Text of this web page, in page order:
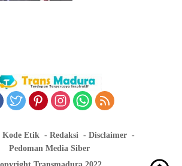
Kode Etik Redaksi
Disclaimer
Pedoman Media Siber